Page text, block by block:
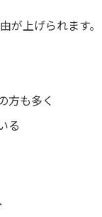
が上げられます。
方も多く
る